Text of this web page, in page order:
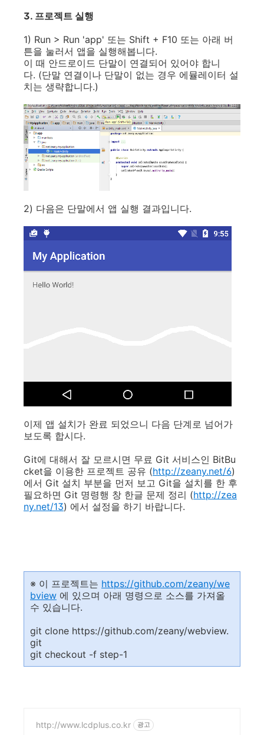
3. 프로젝트 실행
1) Run > Run 'app' 또는 Shift + F10 또는 아래 버
튼을 눌러서 앱을 실행해봅니다.
이 때 안드로이드 단말이 연결되어 있어야 합니
다. (단말 연결이나 단말이 없는 경우 에뮬레이터 설
치는 생략합니다.)
2) 다음은 단말에서 앱 실행 결과입니다.
이제 앱 설치가 완료 되었으니 다음 단계로 넘어가
보도록 합시다.
Git에 대해서 잘 모르시면 무료 Git 서비스인 BitBu
cket을 이용한 프로젝트 공유 (http://zeany.net/6)
에서 Git 설치 부분을 먼저 보고 Git을 설치를 한 후
필요하면 Git 명령행 창 한글 문제 정리 (http://zea
ny.net/13) 에서 설정을 하기 바랍니다.
※ 이 프로젝트는 https://github.com/zeany/we
bview 에 있으며 아래 명령으로 소스를 가져올
수 있습니다.
git clone https://github.com/zeany/webview.
git
git checkout -f step-1
http://www.lcdplus.co.kr 광고